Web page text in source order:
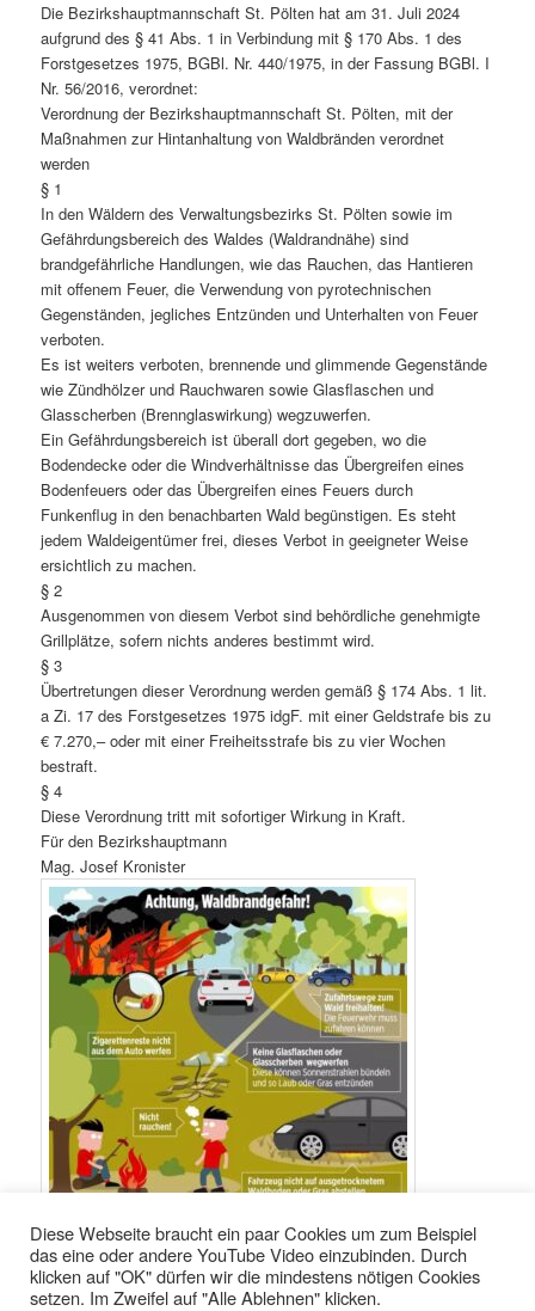
Die Bezirkshauptmannschaft St. Pölten hat am 31. Juli 2024
aufgrund des § 41 Abs. 1 in Verbindung mit § 170 Abs. 1 des
Forstgesetzes 1975, BGBl. Nr. 440/1975, in der Fassung BGBl. I
Nr. 56/2016, verordnet:
Verordnung der Bezirkshauptmannschaft St. Pölten, mit der
Maßnahmen zur Hintanhaltung von Waldbränden verordnet
werden
§ 1
In den Wäldern des Verwaltungsbezirks St. Pölten sowie im
Gefährdungsbereich des Waldes (Waldrandnähe) sind
brandgefährliche Handlungen, wie das Rauchen, das Hantieren
mit offenem Feuer, die Verwendung von pyrotechnischen
Gegenständen, jegliches Entzünden und Unterhalten von Feuer
verboten.
Es ist weiters verboten, brennende und glimmende Gegenstände
wie Zündhölzer und Rauchwaren sowie Glasflaschen und
Glasscherben (Brennglaswirkung) wegzuwerfen.
Ein Gefährdungsbereich ist überall dort gegeben, wo die
Bodendecke oder die Windverhältnisse das Übergreifen eines
Bodenfeuers oder das Übergreifen eines Feuers durch
Funkenflug in den benachbarten Wald begünstigen. Es steht
jedem Waldeigentümer frei, dieses Verbot in geeigneter Weise
ersichtlich zu machen.
§ 2
Ausgenommen von diesem Verbot sind behördliche genehmigte
Grillplätze, sofern nichts anderes bestimmt wird.
§ 3
Übertretungen dieser Verordnung werden gemäß § 174 Abs. 1 lit.
a Zi. 17 des Forstgesetzes 1975 idgF. mit einer Geldstrafe bis zu
€ 7.270,– oder mit einer Freiheitsstrafe bis zu vier Wochen
bestraft.
§ 4
Diese Verordnung tritt mit sofortiger Wirkung in Kraft.
Für den Bezirkshauptmann
Mag. Josef Kronister
Diese Webseite braucht ein paar Cookies um zum Beispiel
das eine oder andere YouTube Video einzubinden. Durch
klicken auf "OK" dürfen wir die mindestens nötigen Cookies
setzen. Im Zweifel auf "Alle Ablehnen" klicken.